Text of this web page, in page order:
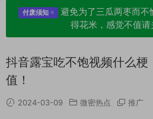
付废须知
避免为了三瓜两枣而
得花米，感觉不值请
抖音露宝吃不饱视频什么梗
值！
2024-03-09 微密热点 推广